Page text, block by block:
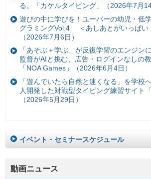
る。「カケルタイピング」（2026年7月14
遊びの中に学びを！ユーバーの幼児・低
グラミングVol.4 ＜あしあとがいっぱい
（2026年7月6日）
「あそぶ＋学ぶ」が反復学習のエンジン
監督がAIと挑む、広告・ログインなしの
「NOA Games」（2026年6月4日）
「遊んでいたら自然と速くなる」を学校
人開発した対戦型タイピング練習サイト
（2026年5月29日）
イベント・セミナースケジュール
動画ニュース